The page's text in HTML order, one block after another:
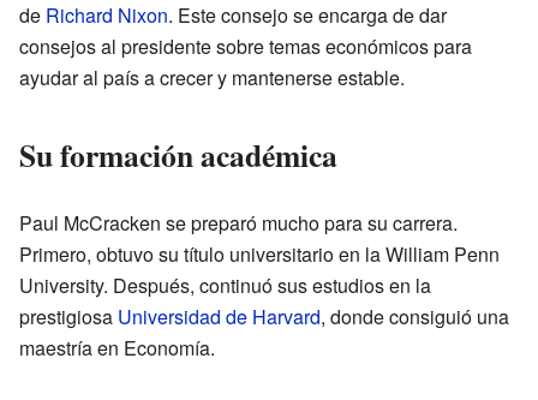
de Richard Nixon. Este consejo se encarga de dar
consejos al presidente sobre temas económicos para
ayudar al país a crecer y mantenerse estable.
Su formación académica
Paul McCracken se preparó mucho para su carrera.
Primero, obtuvo su título universitario en la William Penn
University. Después, continuó sus estudios en la
prestigiosa Universidad de Harvard, donde consiguió una
maestría en Economía.